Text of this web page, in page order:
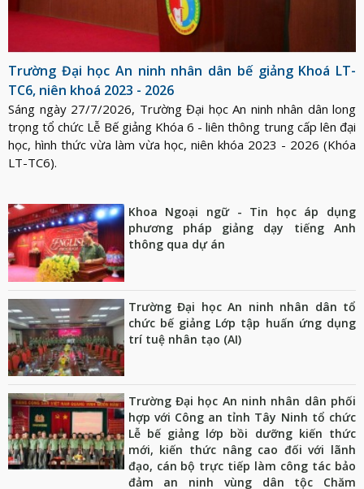
Trường Đại học An ninh nhân dân bế giảng Khoá LT-
TC6, niên khoá 2023 - 2026
Sáng ngày 27/7/2026, Trường Đại học An ninh nhân dân long
trọng tổ chức Lễ Bế giảng Khóa 6 - liên thông trung cấp lên đại
học, hình thức vừa làm vừa học, niên khóa 2023 - 2026 (Khóa
LT-TC6).
Khoa Ngoại ngữ - Tin học áp dụng
phương pháp giảng dạy tiếng Anh
thông qua dự án
Trường Đại học An ninh nhân dân tổ
chức bế giảng Lớp tập huấn ứng dụng
trí tuệ nhân tạo (AI)
Trường Đại học An ninh nhân dân phối
hợp với Công an tỉnh Tây Ninh tổ chức
Lễ bế giảng lớp bồi dưỡng kiến thức
mới, kiến thức nâng cao đối với lãnh
đạo, cán bộ trực tiếp làm công tác bảo
đảm an ninh vùng dân tộc Chăm